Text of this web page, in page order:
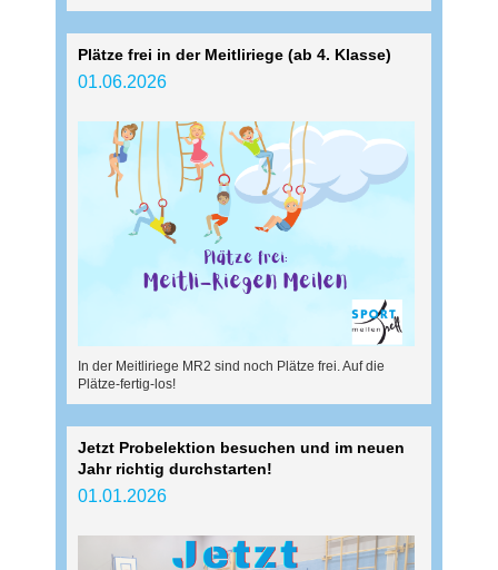
Plätze frei in der Meitliriege (ab 4. Klasse)
01.06.2026
In der Meitliriege MR2 sind noch Plätze frei. Auf die
Plätze-fertig-los!
Jetzt Probelektion besuchen und im neuen
Jahr richtig durchstarten!
01.01.2026